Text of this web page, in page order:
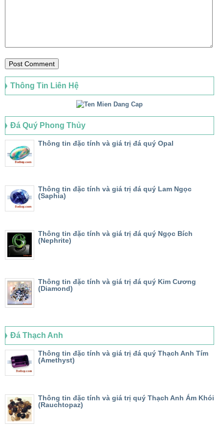
Thông Tin Liên Hệ
Đá Quý Phong Thủy
Thông tin đặc tính và giá trị đá quý Opal
Thông tin đặc tính và giá trị đá quý Lam Ngọc
(Saphia)
Thông tin đặc tính và giá trị đá quý Ngọc Bích
(Nephrite)
Thông tin đặc tính và giá trị đá quý Kim Cương
(Diamond)
Đá Thạch Anh
Thông tin đặc tính và giá trị đá quý Thạch Anh Tím
(Amethyst)
Thông tin đặc tính và giá trị quý Thạch Anh Ám Khói
(Rauchtopaz)